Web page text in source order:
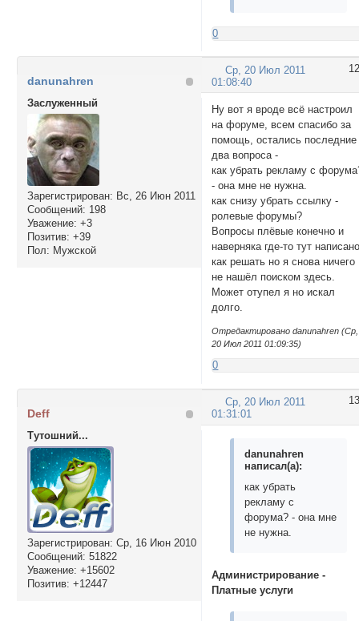
0
12
Ср, 20 Июл 2011
01:08:40
danunahren
Заслуженный
Зарегистрирован: Вс, 26 Июн 2011
Сообщений: 198
Уважение: +3
Позитив: +39
Пол: Мужской
Ну вот я вроде всё настроил
на форуме, всем спасибо за
помощь, остались последние
два вопроса -
как убрать рекламу с
- она мне не нужна.
как снизу убрать ссылку -
ролевые форумы?
Вопросы плёвые конечно и
наверняка где-то тут
как решать но я снова ничего
не нашёл поиском здесь.
Может отупел я но искал
долго.
Отредактировано danunahren (Ср,
20 Июл 2011 01:09:35)
0
13
Ср, 20 Июл 2011
01:31:01
Deff
Тутошний...
Зарегистрирован: Ср, 16 Июн 2010
Сообщений: 51822
Уважение: +15602
Позитив: +12447
danunahren
написал(а):
как убрать
рекламу с
форума? - она мне
не нужна.
Администрирование -
Платные услуги